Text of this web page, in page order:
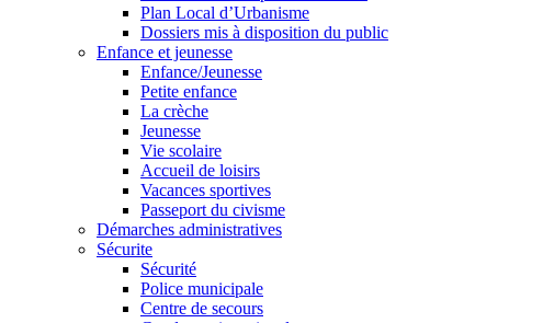
Plan Local d’Urbanisme
Dossiers mis à disposition du public
Enfance et jeunesse
Enfance/Jeunesse
Petite enfance
La crèche
Jeunesse
Vie scolaire
Accueil de loisirs
Vacances sportives
Passeport du civisme
Démarches administratives
Sécurite
Sécurité
Police municipale
Centre de secours